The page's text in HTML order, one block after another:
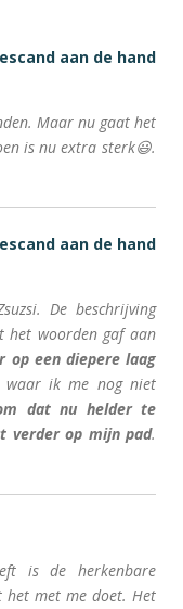
aan de hand
Maar nu gaat het
is nu extra sterk😃.
aan de hand
De beschrijving
het woorden gaf aan
op een diepere laag
ik me nog niet
dat nu helder te
verder op mijn pad.
is de herkenbare
met me doet. Het